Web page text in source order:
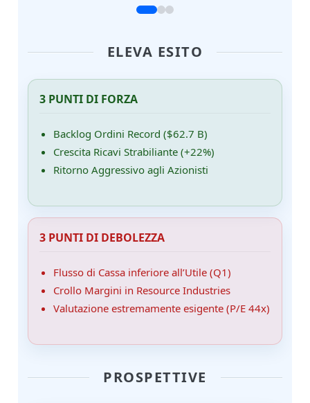
ELEVA ESITO
3 PUNTI DI FORZA
Backlog Ordini Record ($62.7 B)
Crescita Ricavi Strabiliante (+22%)
Ritorno Aggressivo agli Azionisti
3 PUNTI DI DEBOLEZZA
Flusso di Cassa inferiore all’Utile (Q1)
Crollo Margini in Resource Industries
Valutazione estremamente esigente (P/E 44x)
PROSPETTIVE